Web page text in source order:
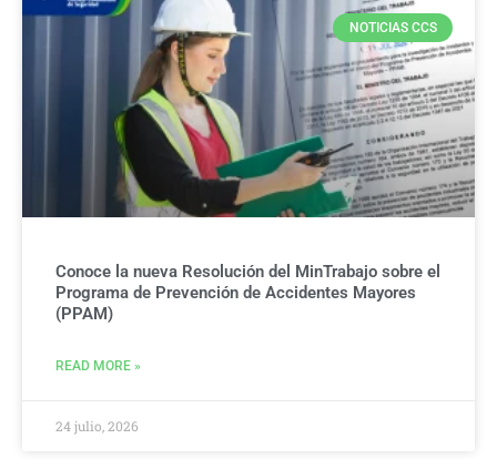
NOTICIAS CCS
Conoce la nueva Resolución del MinTrabajo sobre el
Programa de Prevención de Accidentes Mayores
(PPAM)
READ MORE »
24 julio, 2026